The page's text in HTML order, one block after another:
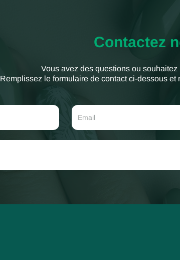
Contactez
Vous avez des questions ou
Remplissez le formulaire de contact ci-dessous et